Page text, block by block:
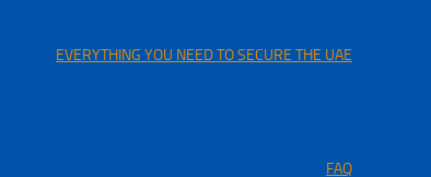
EVERYTHING YOU NEED TO SECURE THE UAE
FAQ